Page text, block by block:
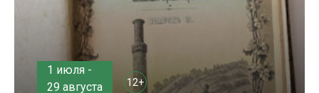
1 июля -
29 августа
12+